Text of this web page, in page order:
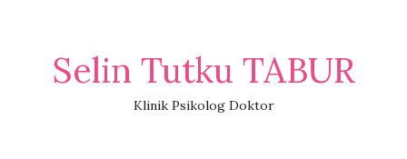
Selin Tutku TABUR
Klinik Psikolog Doktor